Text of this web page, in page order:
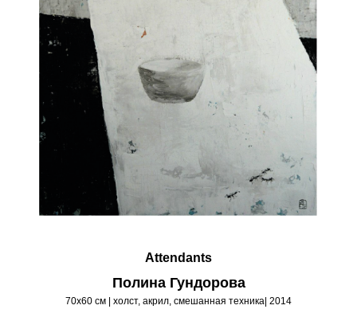
Attendants
Полина Гундорова
70х60 см | холст, акрил, смешанная техника| 2014